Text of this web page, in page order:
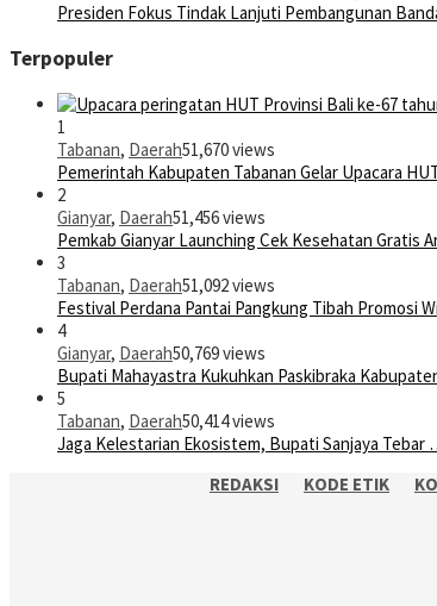
Presiden Fokus Tindak Lanjuti Pembangunan
Terpopuler
1
Tabanan, Daerah51,670 views
Pemerintah Kabupaten Tabanan Gelar Upacara
2
Gianyar, Daerah51,456 views
Pemkab Gianyar Launching Cek Kesehatan Gratis
3
Tabanan, Daerah51,092 views
Festival Perdana Pantai Pangkung Tibah Promosi
4
Gianyar, Daerah50,769 views
Bupati Mahayastra Kukuhkan Paskibraka
5
Tabanan, Daerah50,414 views
Jaga Kelestarian Ekosistem, Bupati Sanjaya Tebar
REDAKSI
KODE ETIK